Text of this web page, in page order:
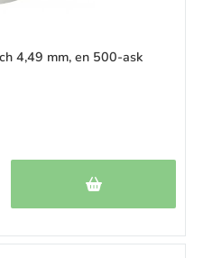
4,49 mm, en 500-ask